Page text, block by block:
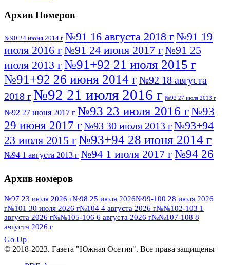
Архив Номеров
№90 24 июня 2014 г №91 16 августа 2018 г№91 19
июля 2016 г№91 24 июня 2017 г№91 25
июля 2013 г№91+92 21 июля 2015 г
№91+92 26 июня 2014 г№92 18 августа
2018 г№92 21 июля 2016 г №92 27 июля 2013 г
№92 27 июня 2017 г №93 23 июля 2016 г№93
29 июня 2017 г№93 30 июля 2013 г№93+94
23 июля 2015 г№93+94 28 июня 2014 г
№94 1 августа 2013 г №94 1 июля 2017 г№94 26
№95 7 августа 2012 г
№95 28 июля 2016 г №95+96 3 августа
2013 г№96 6 июля 2017 г№96 9 августа
2012 г №96 28 июля 2015 г
№96+97 30 июля 2016 г
№97 11 августа 2012 г
Архив номеров
№97 23 июля 2026 г№98 25 июля 2026№99-100 28 июля 2026
г№101 30 июля 2026 г№104 4 августа 2026 г№№102-103 1
августа 2026 г№№105-106 6 августа 2026 г№№107-108 8
августа 2026 г
ПОСМОТРЕТЬ ВСЕ
Go Up
© 2018-2023. Газета "Южная Осетия". Все права защищены